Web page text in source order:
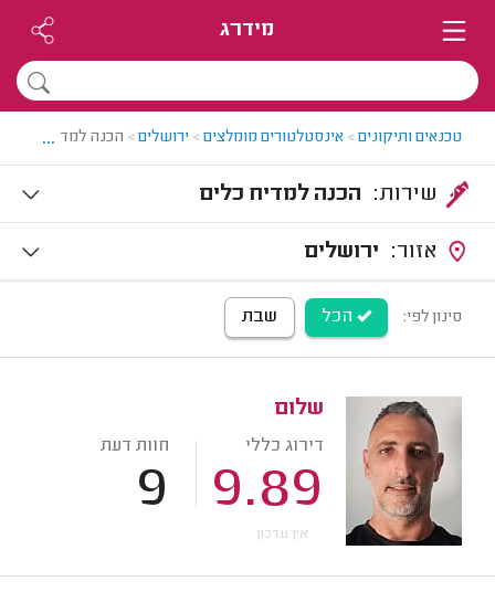
מידרג
טכנאים ותיקונים> אינסטלטורים מומלצים> ירושלים> הכנה למדיח כלים
...
הכנה למדיח כלים
ירושלים
סינון לפי: הכל שבת
שלום
דירוג כללי
9.89
חוות דעת
9
אין עדכון